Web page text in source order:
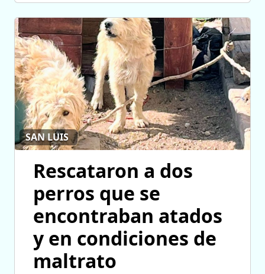
SAN LUIS
Rescataron a dos
perros que se
encontraban atados
y en condiciones de
maltrato